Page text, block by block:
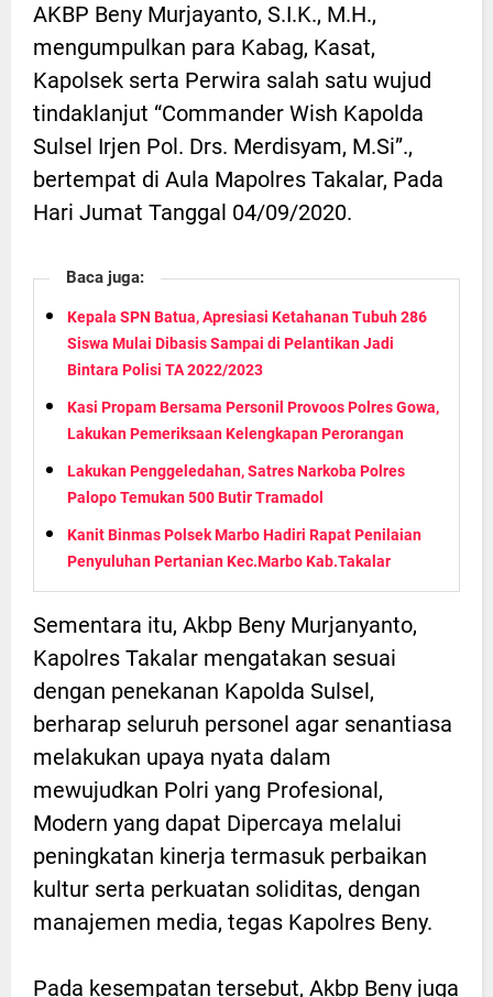
AKBP Beny Murjayanto, S.I.K., M.H.,
mengumpulkan para Kabag, Kasat,
Kapolsek serta Perwira salah satu wujud
tindaklanjut “Commander Wish Kapolda
Sulsel Irjen Pol. Drs. Merdisyam, M.Si”.,
bertempat di Aula Mapolres Takalar, Pada
Hari Jumat Tanggal 04/09/2020.
Baca juga:
Kepala SPN Batua, Apresiasi Ketahanan Tubuh 286
Siswa Mulai Dibasis Sampai di Pelantikan Jadi
Bintara Polisi TA 2022/2023
Kasi Propam Bersama Personil Provoos Polres Gowa,
Lakukan Pemeriksaan Kelengkapan Perorangan
Lakukan Penggeledahan, Satres Narkoba Polres
Palopo Temukan 500 Butir Tramadol
Kanit Binmas Polsek Marbo Hadiri Rapat Penilaian
Penyuluhan Pertanian Kec.Marbo Kab.Takalar
Sementara itu, Akbp Beny Murjanyanto,
Kapolres Takalar mengatakan sesuai
dengan penekanan Kapolda Sulsel,
berharap seluruh personel agar senantiasa
melakukan upaya nyata dalam
mewujudkan Polri yang Profesional,
Modern yang dapat Dipercaya melalui
peningkatan kinerja termasuk perbaikan
kultur serta perkuatan soliditas, dengan
manajemen media, tegas Kapolres Beny.
Pada kesempatan tersebut, Akbp Beny juga